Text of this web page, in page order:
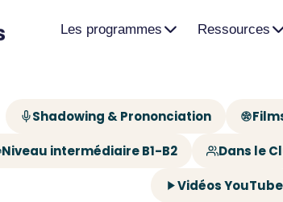
Les programmes Ressources
Shadowing & Prononciation
Niveau intermédiaire B1-B2 Dans le
Vidéos YouTube